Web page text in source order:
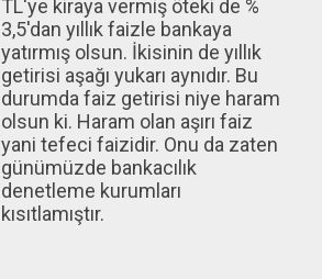
TL'ye kiraya vermiş öteki de %
3,5'dan yıllık faizle bankaya
yatırmış olsun. İkisinin de yıllık
getirisi aşağı yukarı aynıdır. Bu
durumda faiz getirisi niye haram
olsun ki. Haram olan aşırı faiz
yani tefeci faizidir. Onu da zaten
günümüzde bankacılık
denetleme kurumları
kısıtlamıştır.